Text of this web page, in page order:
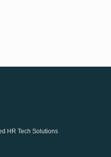
HR Tech Solutions